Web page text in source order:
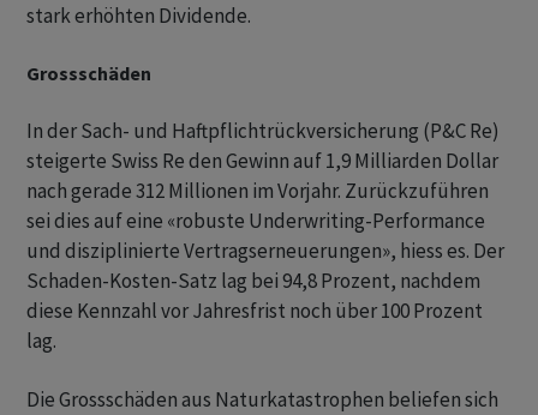
stark erhöhten Dividende.
Grossschäden
In der Sach- und Haftpflichtrückversicherung (P&C Re)
steigerte Swiss Re den Gewinn auf 1,9 Milliarden Dollar
nach gerade 312 Millionen im Vorjahr. Zurückzuführen
sei dies auf eine «robuste Underwriting-Performance
und disziplinierte Vertragserneuerungen», hiess es. Der
Schaden-Kosten-Satz lag bei 94,8 Prozent, nachdem
diese Kennzahl vor Jahresfrist noch über 100 Prozent
lag.
Die Grossschäden aus Naturkatastrophen beliefen sich